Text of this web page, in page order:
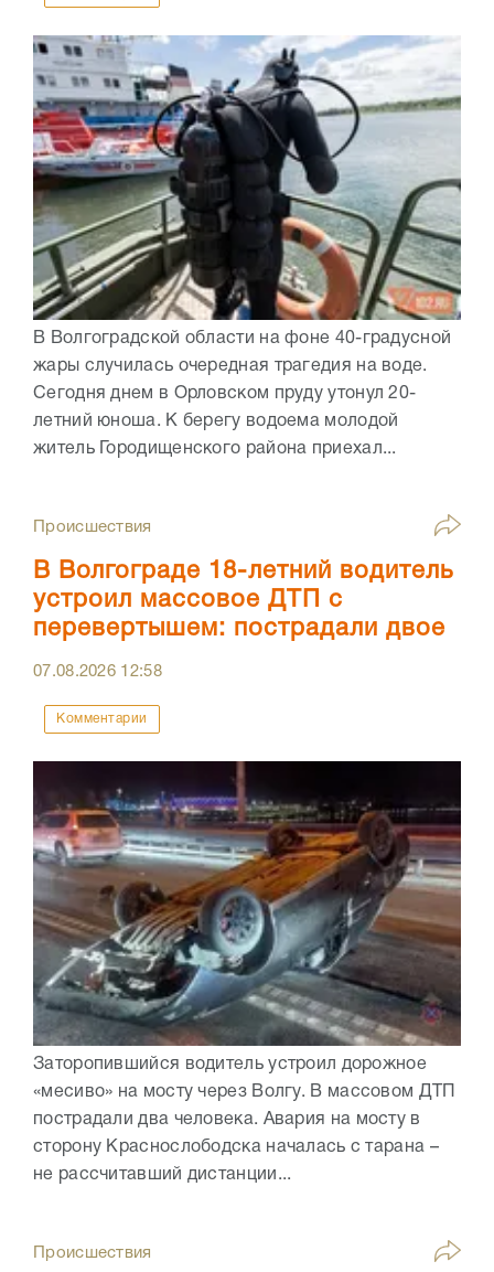
В Волгоградской области на фоне 40-градусной
жары случилась очередная трагедия на воде.
Сегодня днем в Орловском пруду утонул 20-
летний юноша. К берегу водоема молодой
житель Городищенского района приехал...
Происшествия
В Волгограде 18-летний водитель
устроил массовое ДТП с
перевертышем: пострадали двое
07.08.2026 12:58
Комментарии
Заторопившийся водитель устроил дорожное
«месиво» на мосту через Волгу. В массовом ДТП
пострадали два человека. Авария на мосту в
сторону Краснослободска началась с тарана –
не рассчитавший дистанции...
Происшествия